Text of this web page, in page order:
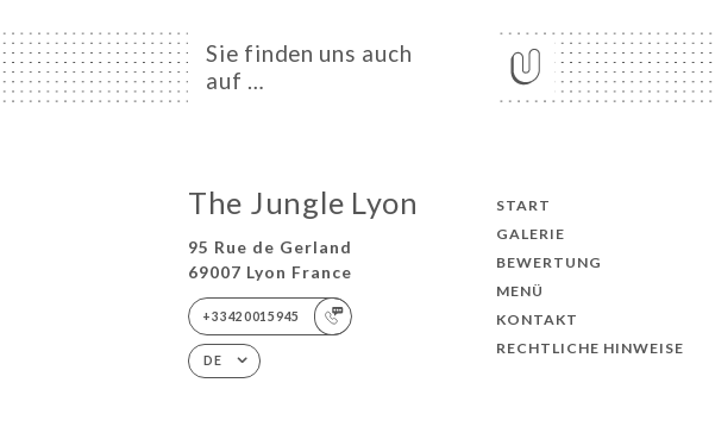
Sie finden uns auch
auf …
The Jungle Lyon
95 Rue de Gerland
69007 Lyon France
+33420015945
DE
START
GALERIE
BEWERTUNG
MENÜ
KONTAKT
RECHTLICHE HINWEISE